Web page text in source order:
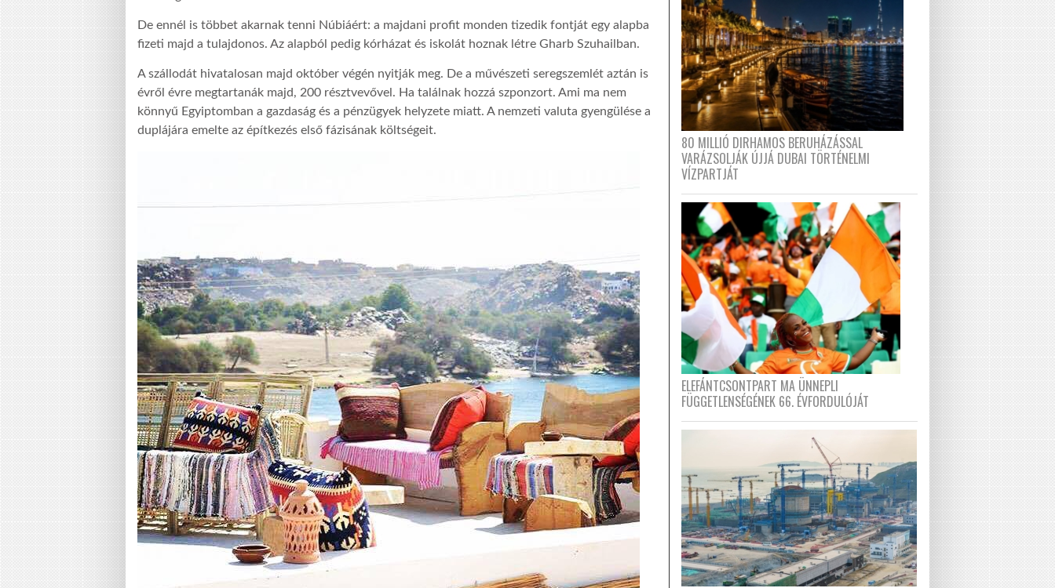
De ennél is többet akarnak tenni Núbiáért: a majdani profit monden tizedik fontját egy alapba
fizeti majd a tulajdonos. Az alapból pedig kórházat és iskolát hoznak létre Gharb Szuhailban.
A szállodát hivatalosan majd október végén nyitják meg. De a művészeti seregszemlét aztán is
évről évre megtartanák majd, 200 résztvevővel. Ha találnak hozzá szponzort. Ami ma nem
könnyű Egyiptomban a gazdaság és a pénzügyek helyzete miatt. A nemzeti valuta gyengülése a
duplájára emelte az építkezés első fázisának költségeit.
80 MILLIÓ DIRHAMOS BERUHÁZÁSSAL
VARÁZSOLJÁK ÚJJÁ DUBAI TÖRTÉNELMI
VÍZPARTJÁT
ELEFÁNTCSONTPART MA ÜNNEPLI
FÜGGETLENSÉGÉNEK 66. ÉVFORDULÓJÁT